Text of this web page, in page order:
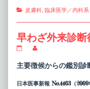
Categories
皮膚科, 臨床医学／内科系
早わざ外来診断
ざ
外
診
posts
by
author
主要徴候からの鑑別診
日本医事新報 No.4463（